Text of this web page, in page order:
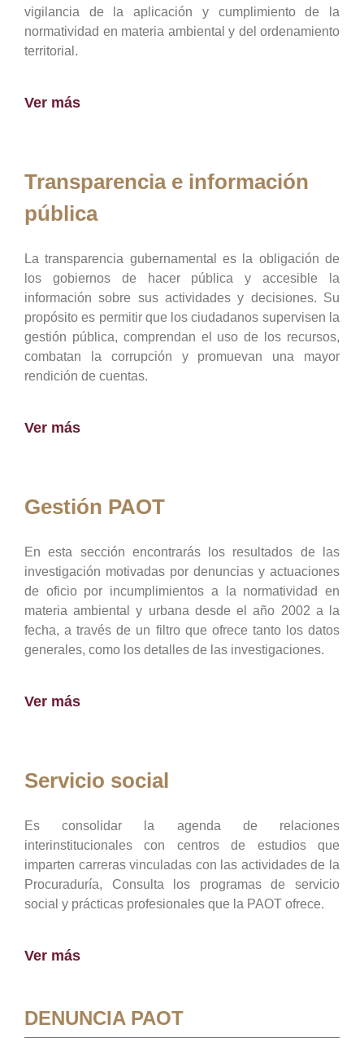
vigilancia de la aplicación y cumplimiento de la
normatividad en materia ambiental y del ordenamiento
territorial.
Ver más
Transparencia e información
pública
La transparencia gubernamental es la obligación de
los gobiernos de hacer pública y accesible la
información sobre sus actividades y decisiones. Su
propósito es permitir que los ciudadanos supervisen la
gestión pública, comprendan el uso de los recursos,
combatan la corrupción y promuevan una mayor
rendición de cuentas.
Ver más
Gestión PAOT
En esta sección encontrarás los resultados de las
investigación motivadas por denuncias y actuaciones
de oficio por incumplimientos a la normatividad en
materia ambiental y urbana desde el año 2002 a la
fecha, a través de un filtro que ofrece tanto los datos
generales, como los detalles de las investigaciones.
Ver más
Servicio social
Es consolidar la agenda de relaciones
interinstitucionales con centros de estudios que
imparten carreras vinculadas con las actividades de la
Procuraduría, Consulta los programas de servicio
social y prácticas profesionales que la PAOT ofrece.
Ver más
DENUNCIA PAOT